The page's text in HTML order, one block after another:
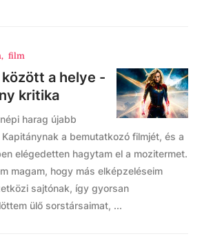
, film
a helye -
kritika
harag újabb
a bemutatkozó filmjét, és a
elégedetten hagytam el a mozitermet.
magam, hogy más elképzeléseim
sajtónak, így gyorsan
ülő sorstársaimat, ...